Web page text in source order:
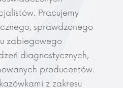
Pracujemy
sprawdzonego
zabiegowego
diagnostycznych,
producentów.
z zakresu